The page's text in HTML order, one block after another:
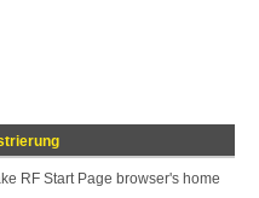
RF Start Page browser's home